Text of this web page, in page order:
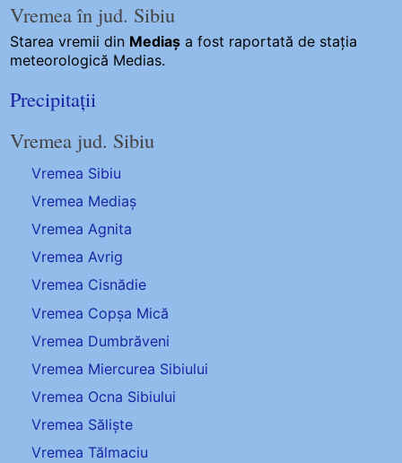
Vremea în jud. Sibiu
Starea vremii din Mediaș a fost raportată de stația
meteorologică Medias.
Precipitații
Vremea jud. Sibiu
Vremea Sibiu
Vremea Mediaș
Vremea Agnita
Vremea Avrig
Vremea Cisnădie
Vremea Copșa Mică
Vremea Dumbrăveni
Vremea Miercurea Sibiului
Vremea Ocna Sibiului
Vremea Săliște
Vremea Tălmaciu